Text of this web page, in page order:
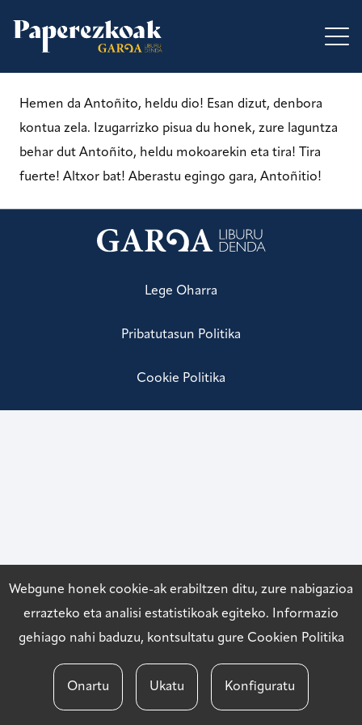
Hemen da Antoñito, heldu dio! Esan dizut, denbora
kontua zela. Izugarrizko pisua du honek, zure laguntza
behar dut Antoñito, heldu mokoarekin eta tira! Tira
fuerte! Altxor bat! Aberastu egingo gara, Antoñitio!
Lege Oharra
Pribatutasun Politika
Cookie Politika
Webgune honek cookie-ak erabiltzen ditu, zure nabigazioa
errazteko eta analisi estatistikoak egiteko. Informazio
gehiago nahi baduzu, kontsultatu gure Cookien Politika
Onartu Ukatu Konfiguratu